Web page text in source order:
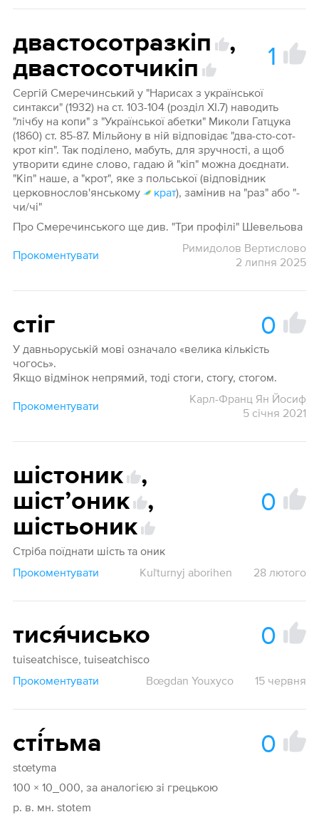
двастосотразкіп
,
двастосотчикіп
1
Сергій Смеречинський у "Нарисах з української
синтакси" (1932) на ст. 103-104 (розділ XI.7) наводить
"лічбу на копи" з "Української абетки" Миколи Гатцука
(1860) ст. 85-87. Мільйону в ній відповідає "два-сто-сот-
крот кіп". Так поділено, мабуть, для зручності, а щоб
утворити єдине слово, гадаю й "кіп" можна доєднати.
"Кіп" наше, а "крот", яке з польської (відповідник
церковнослов'янському
крат), замінив на "раз" або "-
чи/чі"
Про Смеречинського ще див. "Три профілі" Шевельова
Прокоментувати
Римидолов Вертислово
2 липня 2025
стіг 0
У давньоруській мові означало «велика кількість
чогось».
Якщо відмінок непрямий, тоді стоги, стогу, стогом.
Прокоментувати
Карл-Франц Ян Йосиф
5 січня 2021
шістоник
,
шістʼоник
,
шістьоник
0
Стріба поїднати шість та оник
Прокоментувати
Kuľturnyj aborihen 28 лютого
тися́чисько 0
tuiseatchisce, tuiseatchisco
Прокоментувати
Bœgdan Youxyco 15 червня
сті́тьма 0
stœtyma
100 × 10_000, за аналогією зі грецькою
р. в. мн. stotem